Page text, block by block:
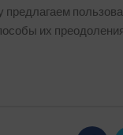
предлагаем
их